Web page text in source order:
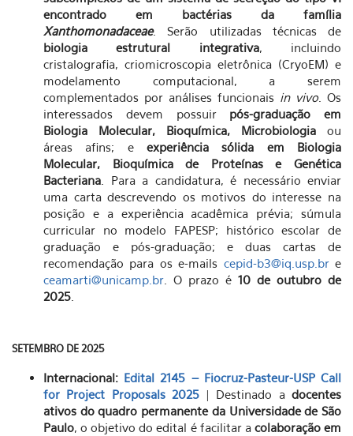
encontrado em bactérias da família
Xanthomonadaceae. Serão utilizadas técnicas de
biologia estrutural integrativa, incluindo
cristalografia, criomicroscopia eletrônica (CryoEM) e
modelamento computacional, a serem
complementados por análises funcionais in vivo. Os
interessados devem possuir pós-graduação em
Biologia Molecular, Bioquímica, Microbiologia ou
áreas afins; e experiência sólida em Biologia
Molecular, Bioquímica de Proteínas e Genética
Bacteriana . Para a candidatura, é necessário enviar
uma carta descrevendo os motivos do interesse na
posição e a experiência acadêmica prévia; súmula
curricular no modelo FAPESP; histórico escolar de
graduação e pós-graduação; e duas cartas de
recomendação para os e-mails cepid-b3@iq.usp.bre
ceamarti@unicamp.br . O prazo é 10 de outubro de
2025
SETEMBRO DE 2025
Internacional: Edital 2145 – Fiocruz-Pasteur-USP Call
for Project Proposals 2025| Destinado adocentes
ativos do quadro permanente da Universidade de São
Paulo, o objetivo do edital é facilitar a colaboração em